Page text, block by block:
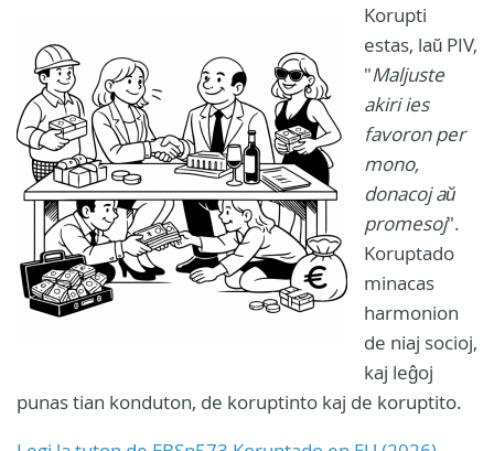
Korupti
estas, laŭ PIV,
"Maljuste
akiri ies
favoron per
mono,
donacoj aŭ
promesoj".
Koruptado
minacas
harmonion
de niaj socioj,
kaj leĝoj
punas tian konduton, de koruptinto kaj de koruptito.